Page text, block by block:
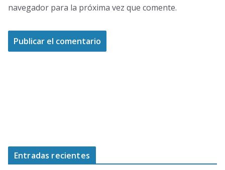
navegador para la próxima vez que comente.
Entradas recientes